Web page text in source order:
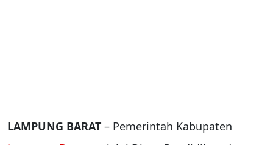
LAMPUNG BARAT – Pemerintah Kabupaten